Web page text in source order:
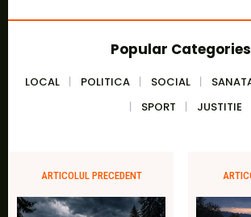
Popular Categories
LOCAL POLITICA SOCIAL
SPORT
JUSTITIE
ARTICOLUL PRECEDENT